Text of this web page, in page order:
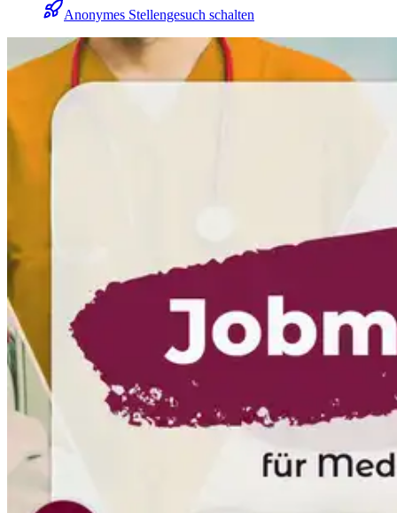
Anonymes Stellengesuch schalten